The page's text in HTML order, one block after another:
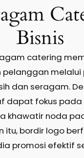
Bisnis
catering
pelanggan melalui
dan seragam.
dapat fokus
khawatir noda
itu, bordir logo
promosi efektif